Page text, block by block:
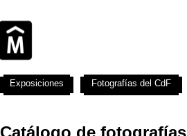
Catálogo de fotografías
Exposiciones Fotografías del CdF